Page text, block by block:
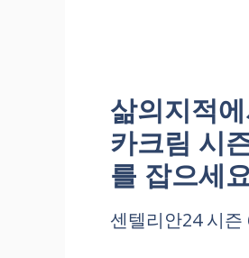
삶의지적
카크림 시
를 잡으세
센텔리안24 시